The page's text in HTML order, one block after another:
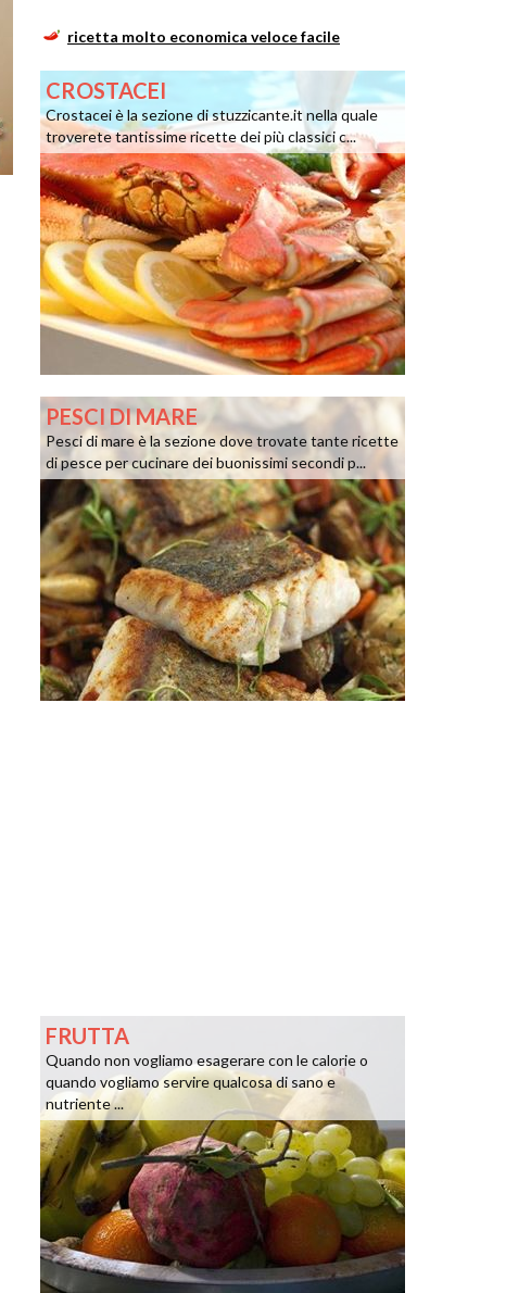
ricetta molto economica veloce facile
CROSTACEI
Crostacei è la sezione di stuzzicante.it nella quale
troverete tantissime ricette dei più classici c...
PESCI DI MARE
Pesci di mare è la sezione dove trovate tante ricette
di pesce per cucinare dei buonissimi secondi p...
FRUTTA
Quando non vogliamo esagerare con le calorie o
quando vogliamo servire qualcosa di sano e
nutriente ...